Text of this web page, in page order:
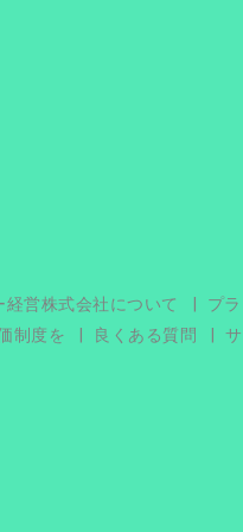
経営株式会社について
プラ
制度を 良くある質問
サ